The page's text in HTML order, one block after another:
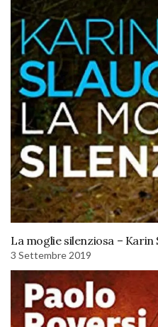
La moglie silenziosa – Karin
3 Settembre 2019